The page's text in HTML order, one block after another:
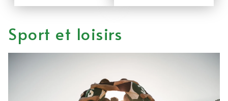
Sport et loisirs